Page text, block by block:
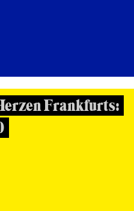
Frankfurts: